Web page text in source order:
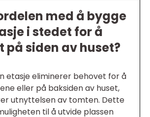
med å bygge
i stedet for å
på siden av huset?
etasje eliminerer behovet for å
eller på baksiden av huset,
utnyttelsen av tomten. Dette
til å utvide plassen